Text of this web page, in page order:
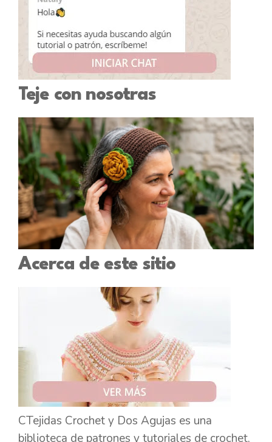
Teje con nosotras
Acerca de este sitio
CTejidas Crochet y Dos Agujas es una
biblioteca de patrones y tutoriales de crochet,